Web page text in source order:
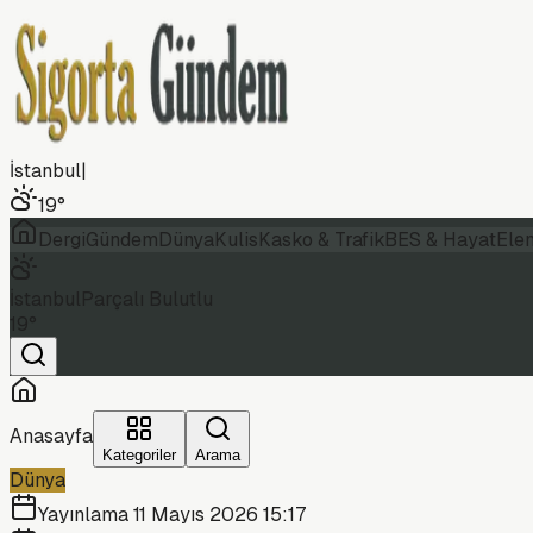
İstanbul|
19°
DergiGündemDünyaKulisKasko & TrafikBES & Hayat
Anasayfa
Kategoriler Arama
Dünya
Yayınlama11 Mayıs 2026 15:17